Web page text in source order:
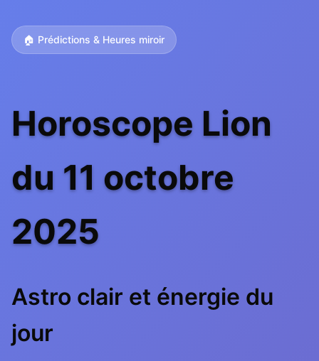
🏠 Prédictions & Heures miroir
Horoscope Lion
du 11 octobre
2025
Astro clair et énergie du
jour